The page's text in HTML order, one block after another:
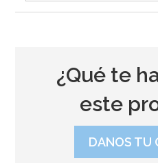
¿Qué te
este
DANOS TU